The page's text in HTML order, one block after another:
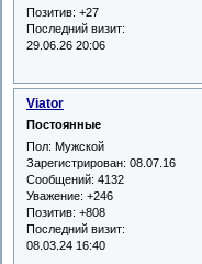
Позитив: +27
Последний визит:
29.06.26 20:06
Viator
Постоянные
Пол: Мужской
Зарегистрирован: 08.07.16
Сообщений: 4132
Уважение: +246
Позитив: +808
Последний визит:
08.03.24 16:40